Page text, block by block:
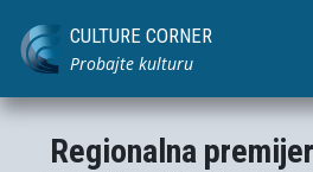
CULTURE CORNER
Probajte kulturu
Regionalna